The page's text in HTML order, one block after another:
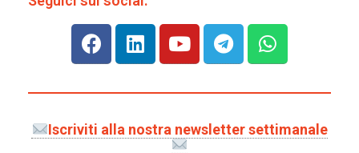
Iscriviti alla nostra newsletter settimanale